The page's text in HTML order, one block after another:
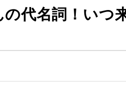
の代名詞！いつ